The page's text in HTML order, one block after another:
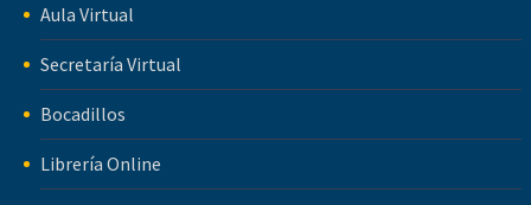
Aula Virtual
Secretaría Virtual
Bocadillos
Librería Online